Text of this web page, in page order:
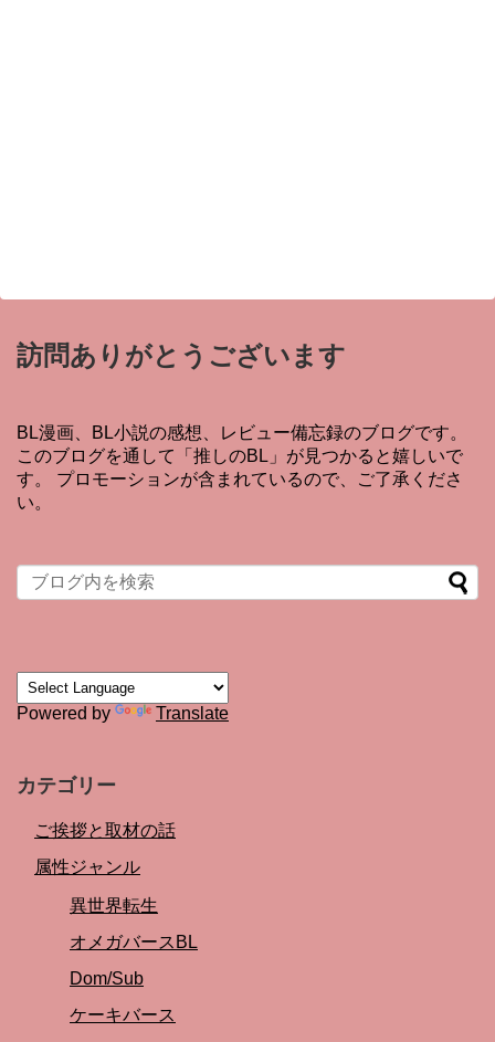
訪問ありがとうございます
BL漫画、BL小説の感想、レビュー備忘録のブログです。
このブログを通して「推しのBL」が見つかると嬉しいで
す。 プロモーションが含まれているので、ご了承くださ
い。
Powered by Translate
カテゴリー
ご挨拶と取材の話
属性ジャンル
異世界転生
オメガバースBL
Dom/Sub
ケーキバース